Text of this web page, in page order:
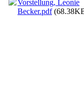
Vorstellung, Leonie
Becker.pdf